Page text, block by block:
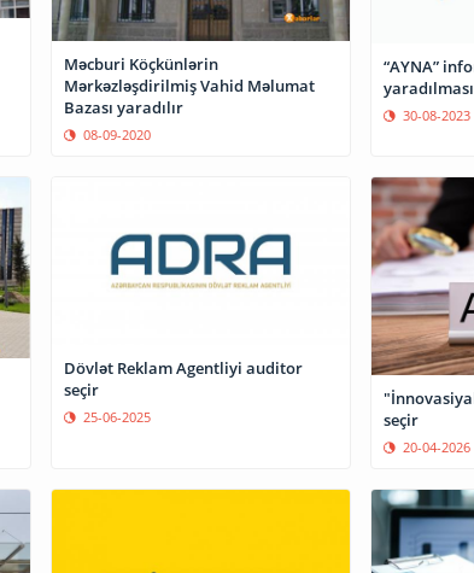
Məcburi Köçkünlərin
Mərkəzləşdirilmiş Vahid Məlumat
Bazası yaradılır
08-09-2020
“AYNA”
30-08-2023
Dövlət Reklam Agentliyi auditor
seçir
25-06-2025
seçir
20-04-2026